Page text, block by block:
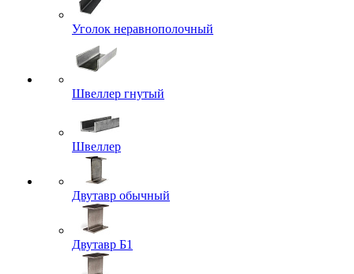
Уголок неравнополочный
Швеллер гнутый
Швеллер
Двутавр обычный
Двутавр Б1